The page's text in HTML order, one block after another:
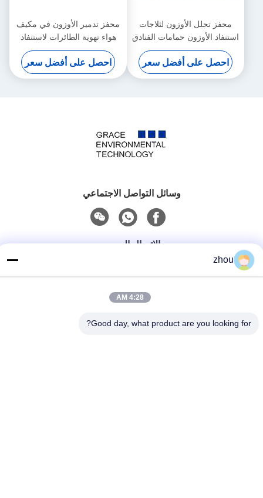
محفز تحلل الأوزون لثلاجات
استنفاد الأوزون حمامات الفنادق
برائحة غريبة
احصل على أفضل سعر
محفز تدمير الأوزون في مكيف
هواء تهوية الطائرات لاستنفاد
طبقة الأوزون
احصل على أفضل سعر
وسائل التواصل الاجتماعي
الاتصال السريع
الهاتف
sales@graceet.com
zhou
4:28 AM
Good day, what product are you looking for?